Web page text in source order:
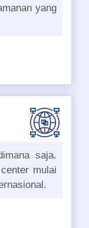
yang
saja.
mulai